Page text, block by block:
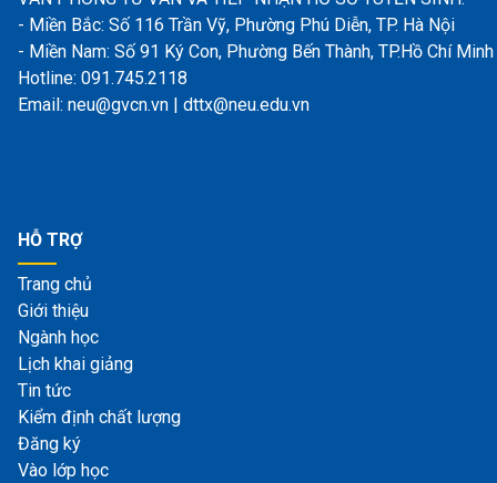
- Miền Bắc: Số 116 Trần Vỹ, Phường Phú Diễn, TP. Hà Nội
- Miền Nam: Số 91 Ký Con, Phường Bến Thành, TP.Hồ Chí Minh
Hotline: 091.745.2118
Email: neu@gvcn.vn | dttx@neu.edu.vn
HỖ TRỢ
Trang chủ
Giới thiệu
Ngành học
Lịch khai giảng
Tin tức
Kiểm định chất lượng
Đăng ký
Vào lớp học